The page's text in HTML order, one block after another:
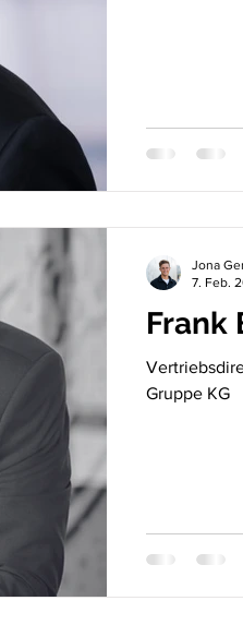
Frank
Gruppe KG
Jona
7. Feb.